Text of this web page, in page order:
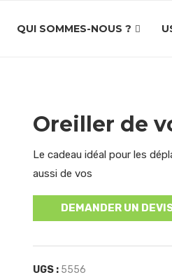
QUI SOMMES-NOUS ?
Oreiller de
Le cadeau idéal pour les
aussi de vos
DEMANDER UN
UGS : 5556